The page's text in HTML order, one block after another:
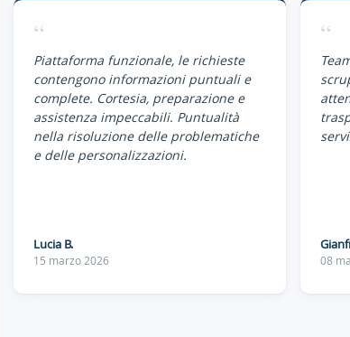
“
Piattaforma funzionale, le richieste
contengono informazioni puntuali e
complete. Cortesia, preparazione e
assistenza impeccabili. Puntualità
nella risoluzione delle problematiche
e delle personalizzazioni.
Lucia B.
15 marzo 2026
“
08